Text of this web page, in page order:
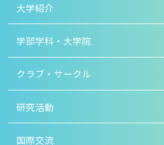
大学紹介
学部学科・大学院
クラブ・サークル
研究活動
国際交流